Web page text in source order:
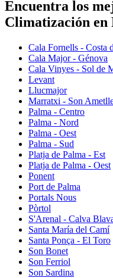
Encuentra los
Climatización en
Cala Fornells - Costa
Cala Major - Génova
Cala Vinyes - Sol de
Levant
Llucmajor
Marratxi - Son
Palma - Centro
Palma - Nord
Palma - Oest
Palma - Sud
Platja de Palma - Est
Platja de Palma - Oest
Ponent
Port de Palma
Portals Nous
Pòrtol
S'Arenal - Calva
Santa María del Camí
Santa Ponça - El Toro
Son Bonet
Son Ferriol
Son Sardina